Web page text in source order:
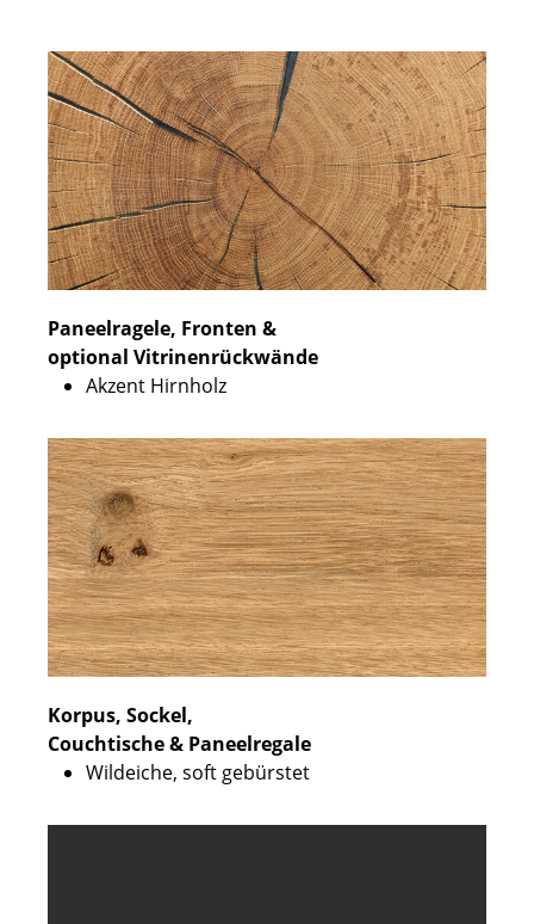
Paneelragele, Fronten &
optional Vitrinenrückwände
Akzent Hirnholz
Korpus, Sockel,
Couchtische & Paneelregale
Wildeiche, soft gebürstet